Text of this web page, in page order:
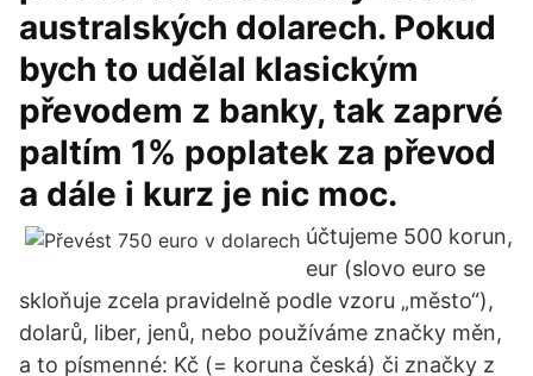
australských dolarech. Pokud
bych to udělal klasickým
převodem z banky, tak zaprvé
paltím 1% poplatek za převod
a dále i kurz je nic moc.
účtujeme 500 korun,
eur (slovo euro se
skloňuje zcela pravidelně podle vzoru „město“),
dolarů, liber, jenů, nebo používáme značky měn,
a to písmenné: Kč (= koruna česká) či značky z